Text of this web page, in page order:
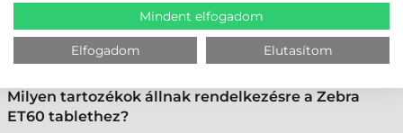
ET65 ipari tablet viszont rendelkezik LTE (Long-Term Evolution)
kapcsolat lehetőséggel. Az LTE kapcsolat lehetővé teszi a mobilinternet
használatát a táblagépen, amely kiváló megoldást nyújt olyan helyeken,
ahol nincs Wi-Fi hálózat, vagy ahol mozgás közben is
internetkapcsolatra van szükség.
Milyen tartozékok állnak rendelkezésre a Zebra
ET60 tablethez?
Mindent elfogadom
Elfogadom Elutasítom